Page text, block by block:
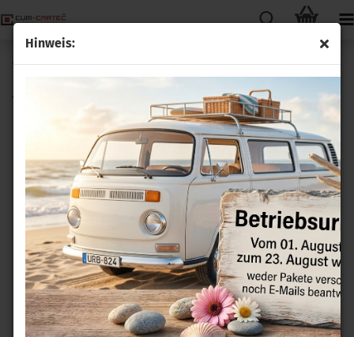
Hinweis:
Tempomat GRA Nachrüstsatz für VW Tiguan 5N Facelift